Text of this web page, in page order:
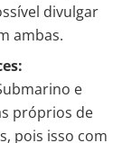
divulgar
ambas.
e
próprios de
pois isso com